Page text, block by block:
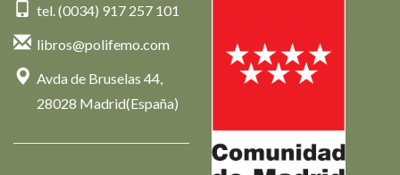
tel. (0034) 917 257 101
libros@polifemo.com
Avda de Bruselas 44,
28028 Madrid(España)